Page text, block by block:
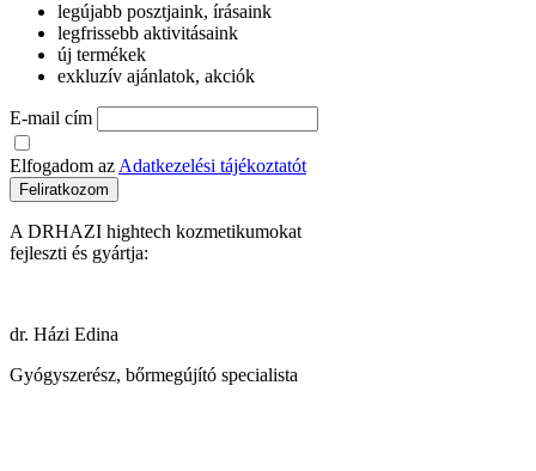
legújabb posztjaink, írásaink
legfrissebb aktivitásaink
új termékek
exkluzív ajánlatok, akciók
E-mail cím
Elfogadom az Adatkezelési tájékoztatót
Feliratkozom
A DRHAZI hightech kozmetikumokat
fejleszti és gyártja:
dr. Házi Edina
Gyógyszerész, bőrmegújító specialista